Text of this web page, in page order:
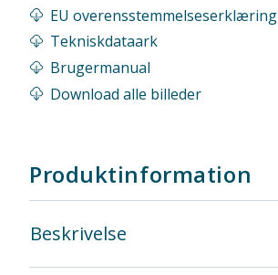
Produktinformation
Beskrivelse
EU overensstemmelseserklæring
Tekniskdataark
Brugermanual
Download alle billeder